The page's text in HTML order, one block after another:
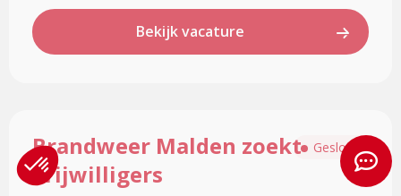
Bekijk vacature
Brandweer Malden zoekt
vrijwilligers
Gesloten
meer
over
Brandweer